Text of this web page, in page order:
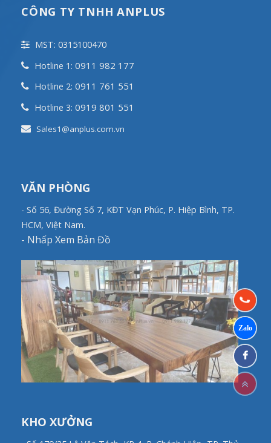
CÔNG TY TNHH ANPLUS
MST: 0315100470
Hotline 1: 0911 982 177
Hotline 2: 0911 761 551
Hotline 3: 0919 801 551
Sales1@anplus.com.vn
VĂN PHÒNG
- Số 56, Đường Số 7, KĐT Vạn Phúc, P. Hiệp Bình, TP.
HCM, Việt Nam.
- Nhấp Xem Bản Đồ
KHO XƯỞNG